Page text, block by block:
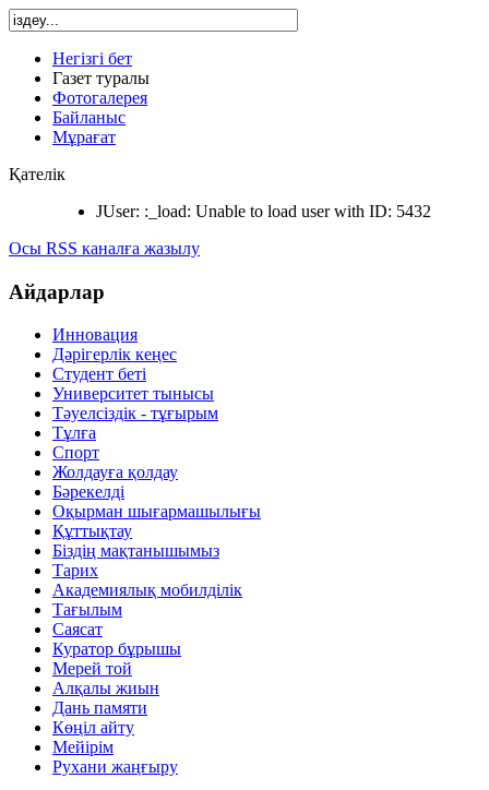
Негізгі бет
Газет туралы
Фотогалерея
Байланыс
Мұрағат
Қателік
JUser: :_load: Unable to load user with ID: 5432
Осы RSS каналға жазылу
Айдарлар
Инновация
Дәрігерлік кеңес
Студент беті
Университет тынысы
Тәуелсіздік - тұғырым
Тұлға
Спорт
Жолдауға қолдау
Бәрекелді
Оқырман шығармашылығы
Құттықтау
Біздің мақтанышымыз
Тарих
Академиялық мобилділік
Тағылым
Саясат
Куратор бұрышы
Мерей той
Алқалы жиын
Дань памяти
Көңіл айту
Мейірім
Рухани жаңғыру